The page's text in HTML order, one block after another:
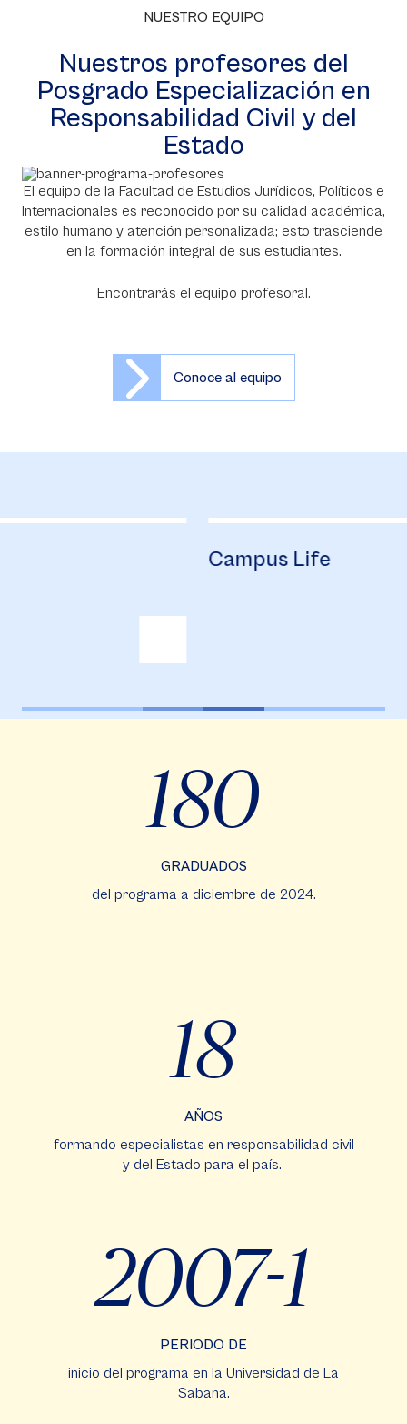
NUESTRO EQUIPO
Nuestros profesores del
Posgrado Especialización en
Responsabilidad Civil y del
Estado
El equipo de la Facultad de Estudios Jurídicos, Políticos e
Internacionales es reconocido por su calidad académica,
estilo humano y atención personalizada; esto trasciende
en la formación integral de sus estudiantes.
Encontrarás el equipo profesoral.
Conoce al equipo
180
GRADUADOS
del programa a diciembre de 2024.
18
AÑOS
formando especialistas en responsabilidad civil
y del Estado para el país.
2007-1
PERIODO DE
inicio del programa en la Universidad de La
Sabana.